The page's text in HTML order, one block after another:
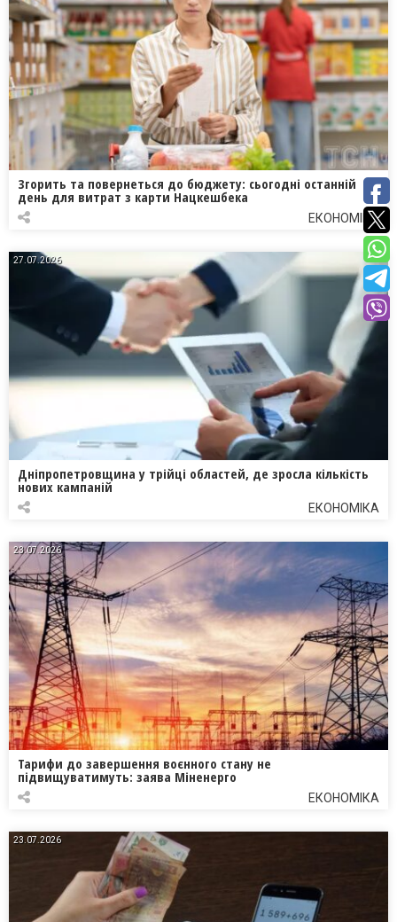
Згорить та повернеться до бюджету: сьогодні останній
день для витрат з карти Нацкешбека
ЕКОНОМІКА
27.07.2026
Дніпропетровщина у трійці областей, де зросла кількість
нових кампаній
ЕКОНОМІКА
23.07.2026
Тарифи до завершення воєнного стану не
підвищуватимуть: заява Міненерго
ЕКОНОМІКА
23.07.2026